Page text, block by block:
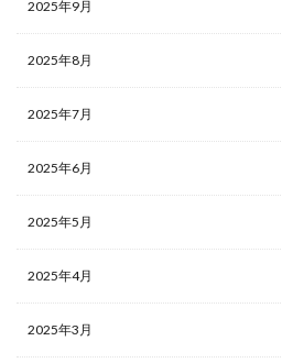
2025年9月
2025年8月
2025年7月
2025年6月
2025年5月
2025年4月
2025年3月